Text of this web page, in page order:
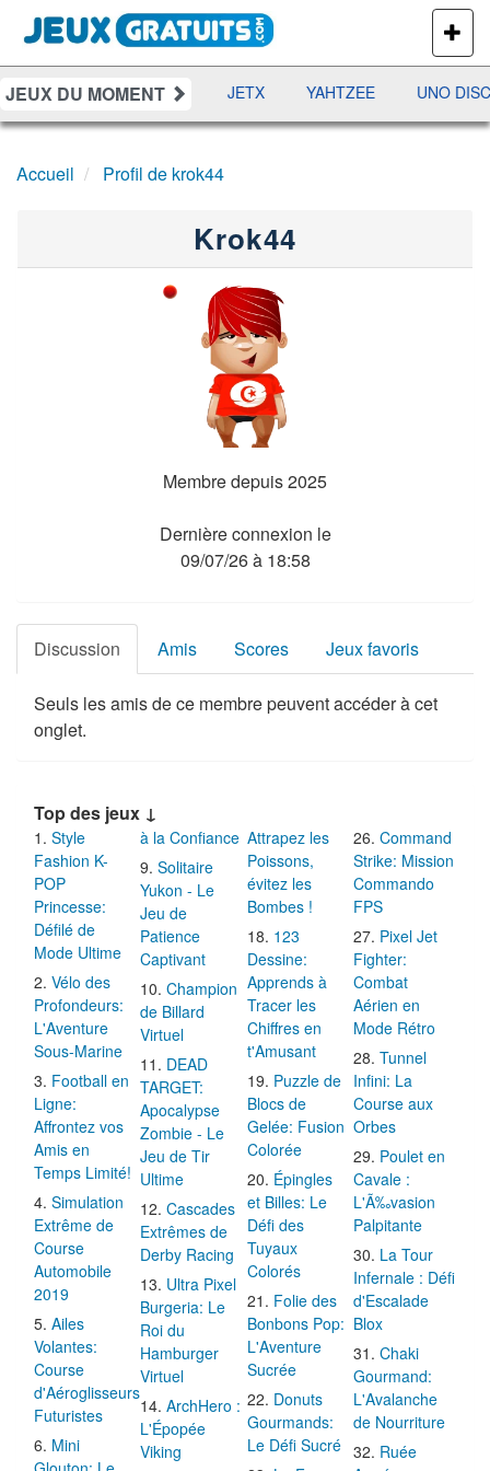
PLUS
DE
JEUX
JEUX DU MOMENT
DAMES RAMI JETX YAHTZEE UNO
Accueil Profil de krok44
Krok44
Membre depuis 2025
Dernière connexion le
09/07/26 à 18:58
Discussion Amis Scores Jeux favoris
Seuls les amis de ce membre peuvent accéder à cet
onglet.
Top des jeux ↓
Style
Fashion K-
POP
Princesse:
Défilé de
Mode Ultime
Vélo des
Profondeurs:
L'Aventure
Sous-Marine
Football en
Ligne:
Affrontez vos
Amis en
Temps Limité!
Simulation
Extrême de
Course
Automobile
2019
Ailes
Volantes:
Course
d'Aéroglisseurs
Futuristes
Mini
à la Confiance
Solitaire
Yukon - Le
Jeu de
Patience
Captivant
Champion
de Billard
Virtuel
DEAD
TARGET:
Apocalypse
Zombie - Le
Jeu de Tir
Ultime
Cascades
Extrêmes de
Derby Racing
Ultra Pixel
Burgeria: Le
Roi du
Hamburger
Virtuel
ArchHero :
L'Épopée
Viking
Attrapez les
Poissons,
évitez les
Bombes !
123
Dessine:
Apprends à
Tracer les
Chiffres en
t'Amusant
Puzzle de
Blocs de
Gelée: Fusion
Colorée
Épingles
et Billes: Le
Défi des
Tuyaux
Colorés
Folie des
Bonbons Pop:
L'Aventure
Sucrée
Donuts
Gourmands:
Le Défi Sucré
Command
Strike: Mission
Commando
FPS
Pixel Jet
Fighter:
Combat
Aérien en
Mode Rétro
Tunnel
Infini: La
Course aux
Orbes
Poulet en
Cavale :
L'Ã‰vasion
Palpitante
La Tour
Infernale : Défi
d'Escalade
Blox
Chaki
Gourmand:
L'Avalanche
de Nourriture
Ruée